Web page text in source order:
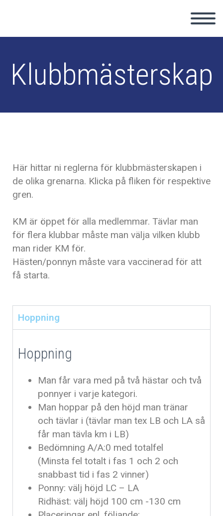
Klubbmästerskap
Här hittar ni reglerna för klubbmästerskapen i
de olika grenarna. Klicka på fliken för respektive
gren.
KM är öppet för alla medlemmar. Tävlar man
för flera klubbar måste man välja vilken klubb
man rider KM för.
Hästen/ponnyn måste vara vaccinerad för att
få starta.
Hoppning
Hoppning
Man får vara med på två hästar och två
ponnyer i varje kategori.
Man hoppar på den höjd man tränar
och tävlar i (tävlar man tex LB och LA så
får man tävla km i LB)
Bedömning A/A:0 med totalfel
(Minsta fel totalt i fas 1 och 2 och
snabbast tid i fas 2 vinner)
Ponny: välj höjd LC – LA
Ridhäst: välj höjd 100 cm -130 cm